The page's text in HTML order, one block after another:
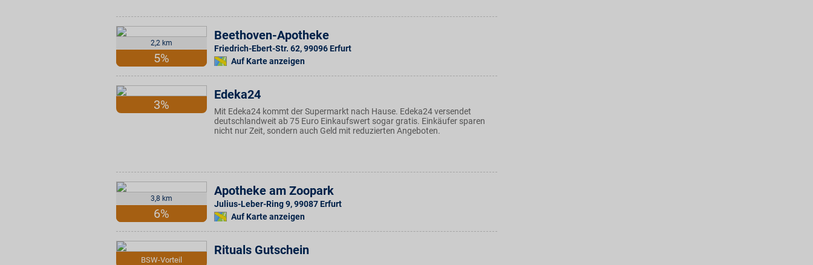
2,2 km
5%
Beethoven-Apotheke
Friedrich-Ebert-Str. 62,99096 Erfurt
Auf Karte anzeigen
3%
Edeka24
Mit Edeka24 kommt der Supermarkt nach Hause. Edeka24 versendet
deutschlandweit ab 75 Euro Einkaufswert sogar gratis. Einkäufer sparen
nicht nur Zeit, sondern auch Geld mit reduzierten Angeboten.
3,8 km
6%
Apotheke am Zoopark
Julius-Leber-Ring 9,99087 Erfurt
Auf Karte anzeigen
BSW-Vorteil
Rituals Gutschein